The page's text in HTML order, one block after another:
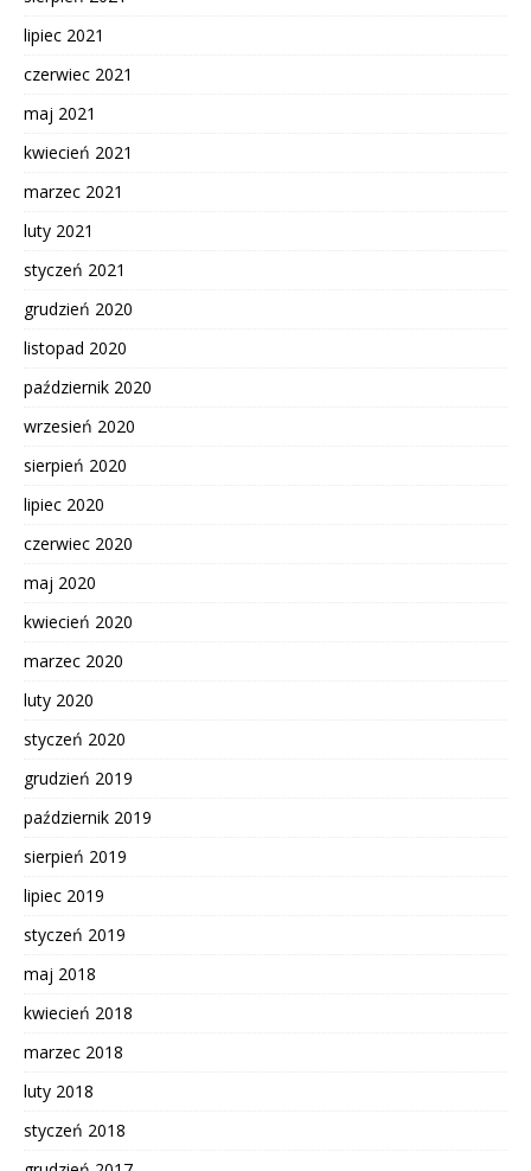
lipiec 2021
czerwiec 2021
maj 2021
kwiecień 2021
marzec 2021
luty 2021
styczeń 2021
grudzień 2020
listopad 2020
październik 2020
wrzesień 2020
sierpień 2020
lipiec 2020
czerwiec 2020
maj 2020
kwiecień 2020
marzec 2020
luty 2020
styczeń 2020
grudzień 2019
październik 2019
sierpień 2019
lipiec 2019
styczeń 2019
maj 2018
kwiecień 2018
marzec 2018
luty 2018
styczeń 2018